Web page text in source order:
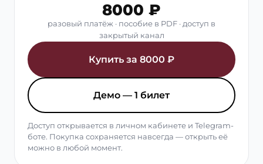
8000 ₽
разовый платёж · пособие в PDF · доступ в
закрытый канал
Купить за 8000 ₽
Демо — 1 билет
Доступ открывается в личном кабинете и Telegram-
боте. Покупка сохраняется навсегда — открыть её
можно в любой момент.